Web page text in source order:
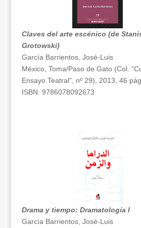
Claves del arte escénico (de
Grotowski)
García Barrientos, José-Luis
México, Toma/Paso de Gato (Col.
Ensayo Teatral”, nº 29), 2013, 46
ISBN: 9786078092673
Drama y tiempo: Dramatología I
García Barrientos, José-Luis